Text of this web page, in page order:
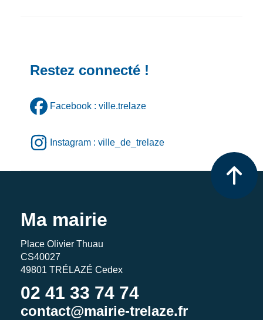
Restez connecté !
Facebook : ville.trelaze
Instagram : ville_de_trelaze
Ma mairie
Place Olivier Thuau
CS40027
49801 TRÉLAZÉ Cedex
02 41 33 74 74
contact@mairie-trelaze.fr